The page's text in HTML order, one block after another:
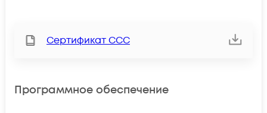
Сертификат ССС
Программное обеспечение